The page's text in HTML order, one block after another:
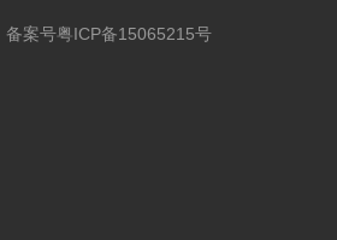
备案号粤ICP备15065215号